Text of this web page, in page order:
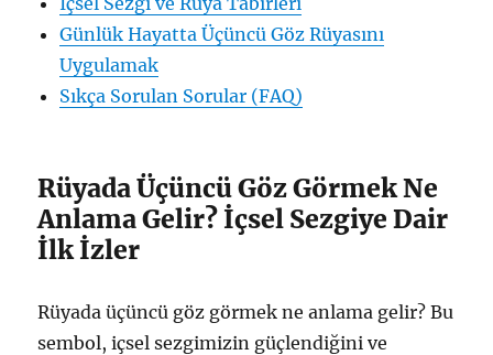
Günlük Hayatta Üçüncü Göz Rüyasını
Uygulamak
Sıkça Sorulan Sorular (FAQ)
Rüyada Üçüncü Göz Görmek Ne
Anlama Gelir? İçsel Sezgiye Dair
İlk İzler
Rüyada üçüncü göz görmek ne anlama gelir? Bu
sembol, içsel sezgimizin güçlendiğini ve